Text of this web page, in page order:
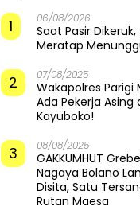
1
06/08/2026
Saat Pasir
Meratap
2 07/08/2025
Wakapolres Parigi
Ada Pekerja
Kayuboko!
3 08/08/2025
GAKKUMHUT
Nagaya Bolano
Disita, Satu
Rutan Maesa